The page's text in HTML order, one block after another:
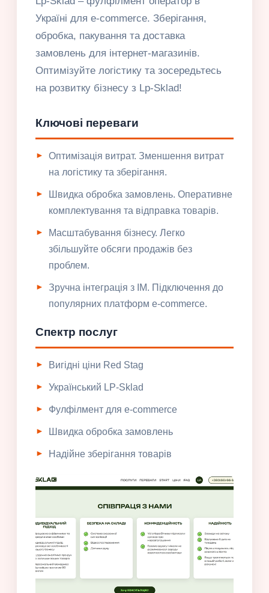
Україні для e-commerce. Зберігання,
обробка, пакування та доставка
замовлень для інтернет-магазинів.
Оптимізуйте логістику та зосередьтесь
на розвитку бізнесу з Lp-Sklad!
Ключові переваги
Оптимізація витрат. Зменшення витрат
на логістику та зберігання.
Швидка обробка замовлень. Оперативне
комплектування та відправка товарів.
Масштабування бізнесу. Легко
збільшуйте обсяги продажів без
проблем.
Зручна інтеграція з ІМ. Підключення до
популярних платформ e-commerce.
Спектр послуг
Вигідні ціни Red Stag
Український LP-Sklad
Фулфілмент для e-commerce
Швидка обробка замовлень
Надійне зберігання товарів